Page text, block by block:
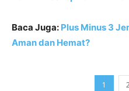
Baca Juga: Plus Minus 3
Aman dan Hemat?
1